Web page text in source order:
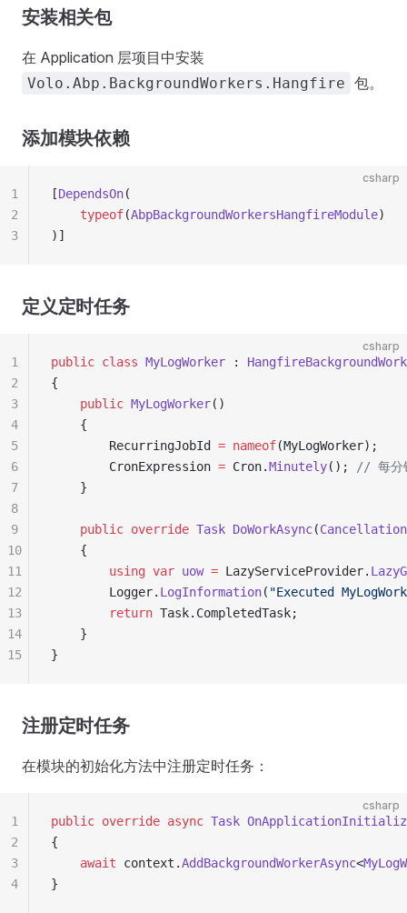
安装相关包
在 Application 层项目中安装
Volo.Abp.BackgroundWorkers.Hangfire 包。
添加模块依赖
csharp
[DependsOn(
    typeof
(AbpBackgroundWorkersHangfireModule)
)]
1
2
3
定义定时任务
csharp
public class MyLogWorker :
{
    public
MyLogWorker()
    {
        RecurringJobId
= nameof(MyLogWorker);
        CronExpression
= Cron.Minutely();
// 每分
    }
    public
override Task DoWorkAsync(
    {
        using
var uow = LazyServiceProvider.
        Logger.
LogInformation( "Executed
        return
Task.CompletedTask;
    }
}
1
2
3
4
5
6
7
8
9
10
11
12
13
14
15
注册定时任务
在模块的初始化方法中注册定时任务：
csharp
public override async Task
{
    await
context.AddBackgroundWorkerAsync<
}
1
2
3
4